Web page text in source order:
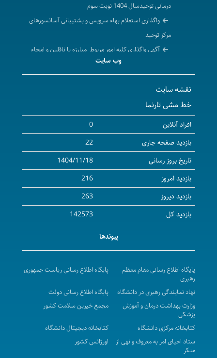
درمانی توحیدسال 1404 نوبت سوم
واگذاری استعلام بهاء سرویس و پشتیبانی آسانسورهای
مرکز توحید
آگهی واگذاری کلیه امور مربوط مبارزه با ناقلین و امحاء
حشرات -بیمارستان توحید -نوبت سوم
استعلام بهاء امور متصدی خدمات منشی گری و ثبت
صفحات الکترونیک بیمارستان توحید
فراخوان امحاء و سمپاشی حشرات نوبت دوم -
بیمارستان توحید
فراخوان کپی(تکثیر)اوراق واسنادتمامی واحدهای
مرکزپزشکی ،آموزشی ودرمانی توحید-1
فراخوان امورخدمات مبارزه با حشرات - بیمارستان توحید
فراخوان امورتایپ وثبت صفحات الکترونیکی بیمارستان
توحید-مرحله 1
فراخوان اجاره بوفه موادغذایی بیمارستان توحید سنندج
نوبت2
توحید- (نوبت سوم)
فراخوان مزایده اجاره محل کلانه وکولیره بیمارستان
توحید (نوبت سوم)
فراخوان مزایده محل خبازی - بیمارستان توحید(نوبت
وب سایت
نقشه سایت
خط مشی تارنما
افراد آنلاین
0
بازدید صفحه جاری
22
تاریخ بروز رسانی
1404/11/18
بازدید امروز
216
بازدید دیروز
263
بازدید کل
142573
پیوندها
پایگاه اطلاع رسانی مقام معظم
رهبری
پایگاه اطلاع رسانی ریاست جمهوری
نهاد نمایندگی رهبری در دانشگاه
پایگاه اطلاع رسانی دولت
وزارت بهداشت درمان و آموزش
پزشکی
مجمع خیرین سلامت کشور
کتابخانه مرکزی دانشگاه
کتابخانه دیجیتال دانشگاه
ستاد احیای امر به معروف و نهی از
منکر
اورژانس کشور